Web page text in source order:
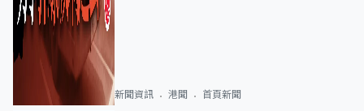
新聞資訊 港聞 首頁新聞